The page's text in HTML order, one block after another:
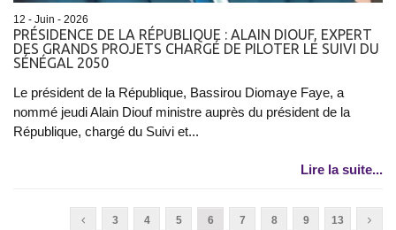
12 - Juin - 2026
PRÉSIDENCE DE LA RÉPUBLIQUE : ALAIN DIOUF, EXPERT
DES GRANDS PROJETS CHARGÉ DE PILOTER LE SUIVI DU
SÉNÉGAL 2050
Le président de la République, Bassirou Diomaye Faye, a
nommé jeudi Alain Diouf ministre auprès du président de la
République, chargé du Suivi et...
Lire la suite...
3 4 5 6 7 8 9 13